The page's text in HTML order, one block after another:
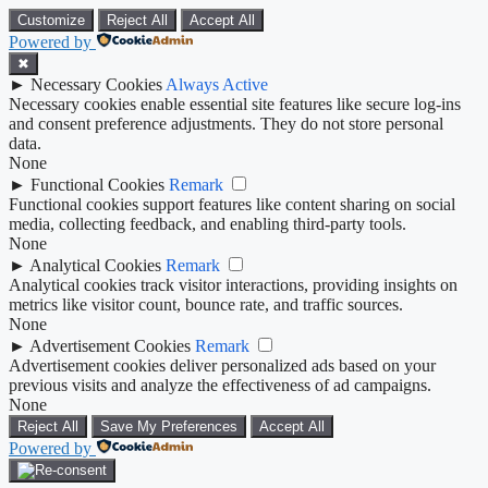
Customize Reject All Accept All
Powered by
✖
► Necessary Cookies Always Active
Necessary cookies enable essential site features like secure log-ins
and consent preference adjustments. They do not store personal
data.
None
► Functional Cookies Remark
Functional cookies support features like content sharing on social
media, collecting feedback, and enabling third-party tools.
None
► Analytical Cookies Remark
Analytical cookies track visitor interactions, providing insights on
metrics like visitor count, bounce rate, and traffic sources.
None
► Advertisement Cookies Remark
Advertisement cookies deliver personalized ads based on your
previous visits and analyze the effectiveness of ad campaigns.
None
Reject All Save My Preferences Accept All
Powered by